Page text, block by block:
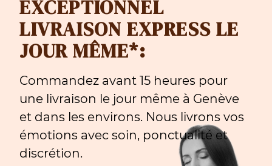
EXCEPTIONNEL
LIVRAISON EXPRESS LE
JOUR MÊME*:
Commandez avant 15 heures pour
une livraison le jour même à Genève
et dans les environs. Nous livrons vos
émotions avec soin, ponctualité et
discrétion.